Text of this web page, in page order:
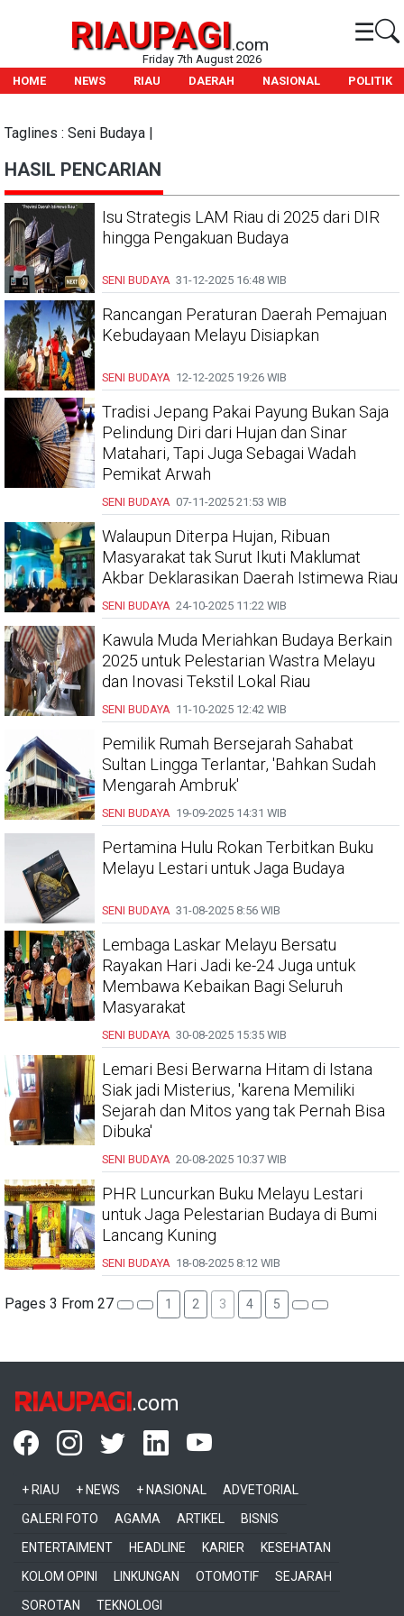
RIAUPAGI.com ☰
Friday 7th August 2026
HOME
NEWS RIAU DAERAH NASIONAL POLITIK
Taglines : Seni Budaya |
HASIL PENCARIAN
Isu Strategis LAM Riau di 2025 dari DIR
hingga Pengakuan Budaya
SENI BUDAYA 31-12-2025 16:48 WIB
Rancangan Peraturan Daerah Pemajuan
Kebudayaan Melayu Disiapkan
SENI BUDAYA 12-12-2025 19:26 WIB
Tradisi Jepang Pakai Payung Bukan Saja
Pelindung Diri dari Hujan dan Sinar
Matahari, Tapi Juga Sebagai Wadah
Pemikat Arwah
SENI BUDAYA 07-11-2025 21:53 WIB
Walaupun Diterpa Hujan, Ribuan
Masyarakat tak Surut Ikuti Maklumat
Akbar Deklarasikan Daerah Istimewa Riau
SENI BUDAYA 24-10-2025 11:22 WIB
Kawula Muda Meriahkan Budaya Berkain
2025 untuk Pelestarian Wastra Melayu
dan Inovasi Tekstil Lokal Riau
SENI BUDAYA 11-10-2025 12:42 WIB
Pemilik Rumah Bersejarah Sahabat
Sultan Lingga Terlantar, 'Bahkan Sudah
Mengarah Ambruk'
SENI BUDAYA 19-09-2025 14:31 WIB
Pertamina Hulu Rokan Terbitkan Buku
Melayu Lestari untuk Jaga Budaya
SENI BUDAYA 31-08-2025 8:56 WIB
Lembaga Laskar Melayu Bersatu
Rayakan Hari Jadi ke-24 Juga untuk
Membawa Kebaikan Bagi Seluruh
Masyarakat
SENI BUDAYA 30-08-2025 15:35 WIB
Lemari Besi Berwarna Hitam di Istana
Siak jadi Misterius, 'karena Memiliki
Sejarah dan Mitos yang tak Pernah Bisa
Dibuka'
SENI BUDAYA 20-08-2025 10:37 WIB
PHR Luncurkan Buku Melayu Lestari
untuk Jaga Pelestarian Budaya di Bumi
Lancang Kuning
SENI BUDAYA 18-08-2025 8:12 WIB
Pages 3 From 27 1 2 3 4 5
RIAUPAGI.com
+ RIAU + NEWS + NASIONAL
ADVETORIAL
GALERI FOTO
AGAMA ARTIKEL
BISNIS
ENTERTAIMENT
HEADLINE KARIER
KESEHATAN
KOLOM OPINI
LINKUNGAN OTOMOTIF
SEJARAH
SOROTAN
TEKNOLOGI